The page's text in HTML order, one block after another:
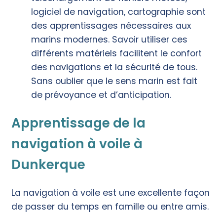
logiciel de navigation, cartographie sont
des apprentissages nécessaires aux
marins modernes. Savoir utiliser ces
différents matériels facilitent le confort
des navigations et la sécurité de tous.
Sans oublier que le sens marin est fait
de prévoyance et d’anticipation.
Apprentissage de la
navigation à voile à
Dunkerque
La navigation à voile est une excellente façon
de passer du temps en famille ou entre amis.